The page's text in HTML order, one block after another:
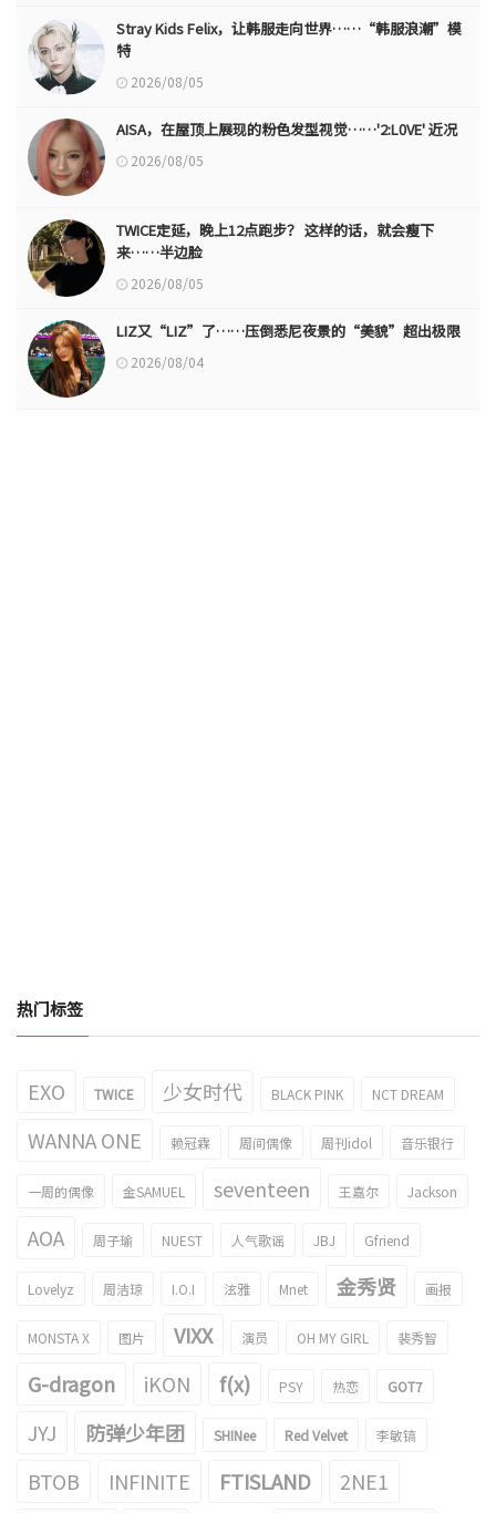
Stray Kids Felix，让韩服走向世界……“韩服浪潮”模
特
2026/08/05
AISA，在屋顶上展现的粉色发型视觉……'2:L0VE' 近况
2026/08/05
TWICE定延，晚上12点跑步？ 这样的话，就会瘦下
来……半边脸
2026/08/05
LIZ又“LIZ”了……压倒悉尼夜景的“美貌”超出极限
2026/08/04
热门标签
EXO TWICE 少女时代 BLACK PINK NCT DREAM
WANNA ONE 赖冠霖 周间偶像 周刊idol 音乐银行
一周的偶像 金SAMUEL seventeen 王嘉尔 Jackson
AOA 周子瑜 NUEST 人气歌谣 JBJ Gfriend
Lovelyz 周洁琼 I.O.I 泫雅 Mnet 金秀贤 画报
MONSTA X 图片 VIXX 演员 OH MY GIRL 裴秀智
G-dragon iKON f(x) PSY 热恋 GOT7
JYJ 防弹少年团 SHINee Red Velvet 李敏镐
BTOB INFINITE FTISLAND
2NE1